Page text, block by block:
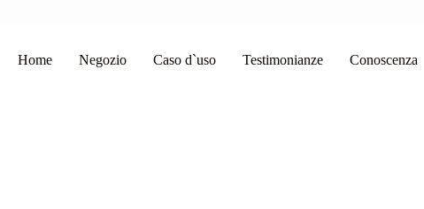
Home
Negozio Caso d`uso Testimonianze Conoscenza